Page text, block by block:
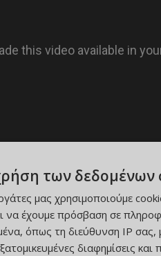
των δεδομένων
μας χρησιμοποιούμε
να έχουμε πρόσβαση σε
όπως τη διεύθυνση IP σας,
διαφημίσεις